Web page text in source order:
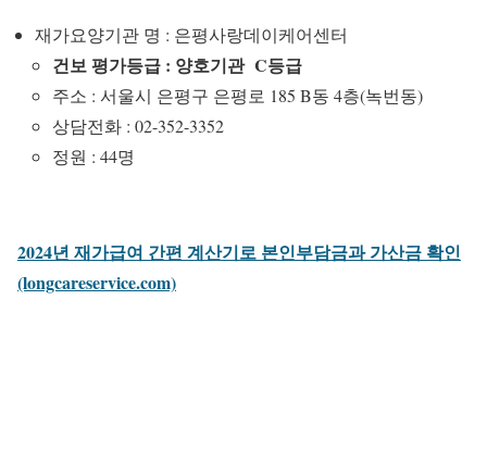
재가요양기관 명 : 은평사랑데이케어센터
건보 평가등급 : 양호기관 C등급
주소 : 서울시 은평구 은평로 185 B동 4층(녹번동)
상담전화 : 02-352-3352
정원 : 44명
2024년 재가급여 간편 계산기로 본인부담금과 가산금 확인
(longcareservice.com)